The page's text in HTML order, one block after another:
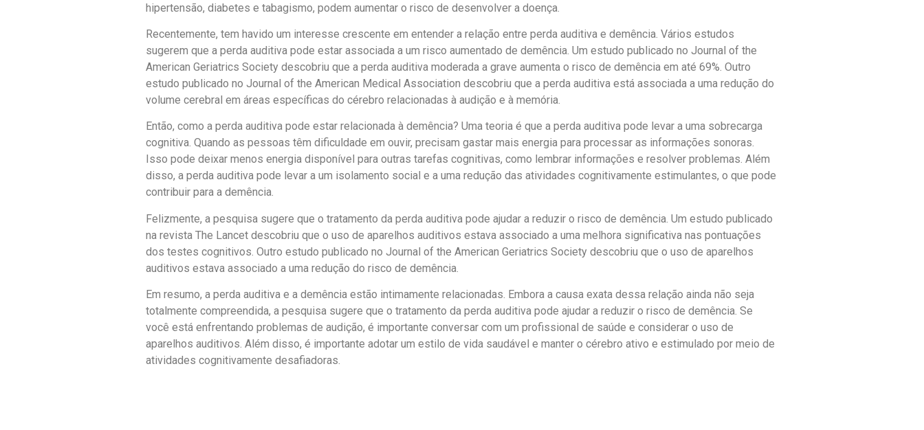
hipertensão, diabetes e tabagismo, podem aumentar o risco de desenvolver a doença.
Recentemente, tem havido um interesse crescente em entender a relação entre perda auditiva e demência. Vários estudos
sugerem que a perda auditiva pode estar associada a um risco aumentado de demência. Um estudo publicado no Journal of the
American Geriatrics Society descobriu que a perda auditiva moderada a grave aumenta o risco de demência em até 69%. Outro
estudo publicado no Journal of the American Medical Association descobriu que a perda auditiva está associada a uma redução do
volume cerebral em áreas específicas do cérebro relacionadas à audição e à memória.
Então, como a perda auditiva pode estar relacionada à demência? Uma teoria é que a perda auditiva pode levar a uma sobrecarga
cognitiva. Quando as pessoas têm dificuldade em ouvir, precisam gastar mais energia para processar as informações sonoras.
Isso pode deixar menos energia disponível para outras tarefas cognitivas, como lembrar informações e resolver problemas. Além
disso, a perda auditiva pode levar a um isolamento social e a uma redução das atividades cognitivamente estimulantes, o que pode
contribuir para a demência.
Felizmente, a pesquisa sugere que o tratamento da perda auditiva pode ajudar a reduzir o risco de demência. Um estudo publicado
na revista The Lancet descobriu que o uso de aparelhos auditivos estava associado a uma melhora significativa nas pontuações
dos testes cognitivos. Outro estudo publicado no Journal of the American Geriatrics Society descobriu que o uso de aparelhos
auditivos estava associado a uma redução do risco de demência.
Em resumo, a perda auditiva e a demência estão intimamente relacionadas. Embora a causa exata dessa relação ainda não seja
totalmente compreendida, a pesquisa sugere que o tratamento da perda auditiva pode ajudar a reduzir o risco de demência. Se
você está enfrentando problemas de audição, é importante conversar com um profissional de saúde e considerar o uso de
aparelhos auditivos. Além disso, é importante adotar um estilo de vida saudável e manter o cérebro ativo e estimulado por meio de
atividades cognitivamente desafiadoras.